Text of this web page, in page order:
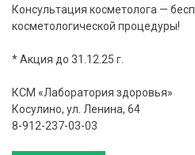
Консультация косметолога —
косметологической процедуры!
* Акция до 31.12.25 г.
КСМ «Лаборатория здоровья»
Косулино, ул. Ленина, 64
8-912-237-03-03